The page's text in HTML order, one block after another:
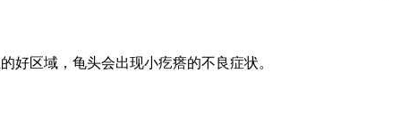
好区域，龟头会出现小疙瘩的不良症状。